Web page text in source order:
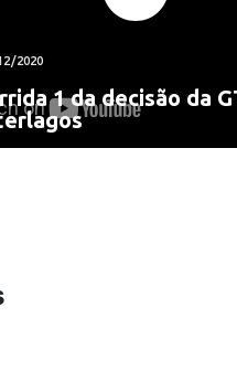
2020
1 da decisão da